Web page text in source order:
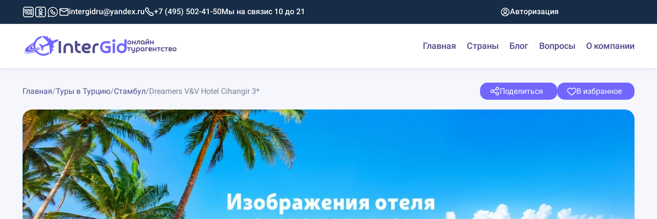
intergidru@yandex.ru +7 (495) 502-41-50Мы на связис 10 до 21 Авторизация
Главная Страны Блог Вопросы О компании
Главная/Туры в Турцию/Стамбул/Dreamers V&V Hotel Cihangir 3* Поделиться В избранное